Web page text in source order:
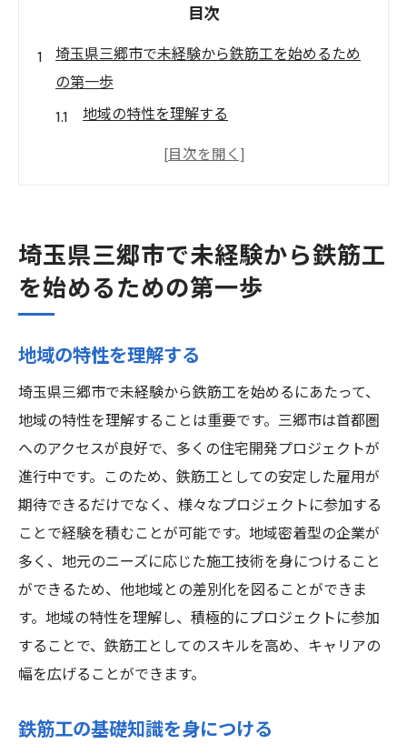
目次
埼玉県三郷市で未経験から鉄筋工を始めるため
の第一歩
地域の特性を理解する
鉄筋工の基礎知識を身につける
応募前に知っておくべきポイント
地域の労働市場動向を把握する
地域密着型企業が提供する安心の研修制度
現場での実践的なトレーニング
個別指導によるスキルアップ
研修中のサポート体制
地域企業の研修に対する取り組み
未経験者にやさしい教育環境
未経験者でも安心して成長できる職場環境
職場の安全対策と取り組み
働きやすさを重視した就業環境
チームワークを強化する取り組み
多様な人材が活躍できる環境
メンター制度によるサポート
成長を実感できるキャリアパス
埼玉県三郷市で未経験から鉄筋工
を始めるための第一歩
地域の特性を理解する
埼玉県三郷市で未経験から鉄筋工を始めるにあたって、
地域の特性を理解することは重要です。三郷市は首都圏
へのアクセスが良好で、多くの住宅開発プロジェクトが
進行中です。このため、鉄筋工としての安定した雇用が
期待できるだけでなく、様々なプロジェクトに参加する
ことで経験を積むことが可能です。地域密着型の企業が
多く、地元のニーズに応じた施工技術を身につけること
ができるため、他地域との差別化を図ることができま
す。地域の特性を理解し、積極的にプロジェクトに参加
することで、鉄筋工としてのスキルを高め、キャリアの
幅を広げることができます。
鉄筋工の基礎知識を身につける